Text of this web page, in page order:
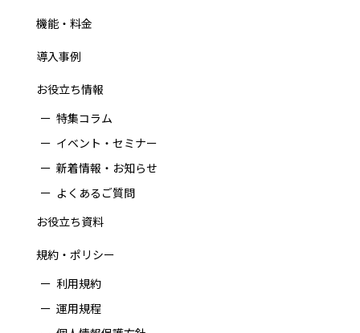
機能・料金
導入事例
お役立ち情報
特集コラム
イベント・セミナー
新着情報・お知らせ
よくあるご質問
お役立ち資料
規約・ポリシー
利用規約
運用規程